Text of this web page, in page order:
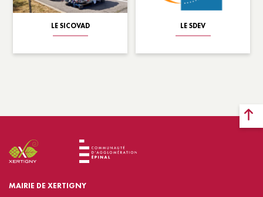
LE SICOVAD LE SDEV
MAIRIE DE XERTIGNY